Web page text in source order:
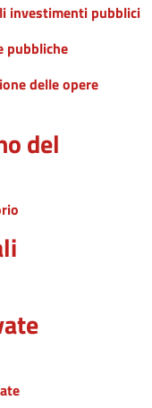
investimenti pubblici
pubbliche
delle opere
del